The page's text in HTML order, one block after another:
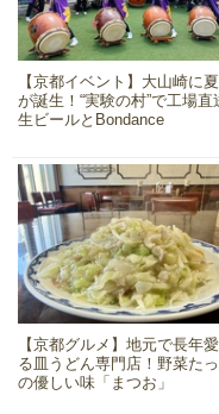
【京都イベント】大山崎に
が誕生！“実験の村”で工場直
生ビールとBondance
【京都グルメ】地元で長年
る皿うどん専門店！野菜た
の優しい味「まつお」